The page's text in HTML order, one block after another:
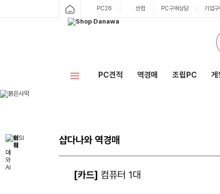
PC26 싼컴 PC구매상담 기업
PC견적 역경매 조립PC 게
샵다나와 역경매
[카드] 컴퓨터 1대